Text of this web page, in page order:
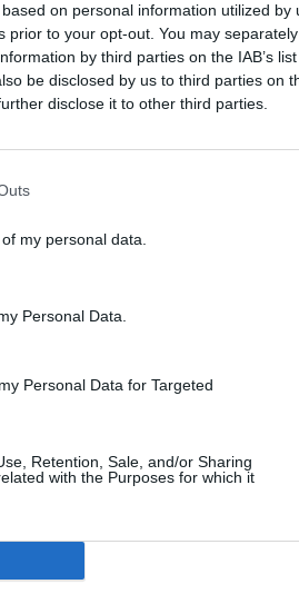
on personal information utilized by
prior to your opt-out. You may
by third parties on the IAB’s
be disclosed by us to third parties on
disclose it to other third parties.
my personal data.
Personal Data.
Personal Data for Targeted
Retention, Sale, and/or Sharing
with the Purposes for which it
Martin quarta en l’Integral Tozal de